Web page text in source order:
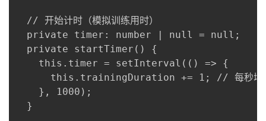
  // 开始计时（模拟训练用时）
  private timer: number | null = null;
  private startTimer() {
    this.timer = setInterval(() => {
this.trainingDuration += 1; // 每秒增
    }, 1000);
  }